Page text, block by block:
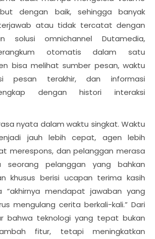
dengan baik, sehingga banyak
atau tidak tercatat dengan
solusi omnichannel Dutamedia,
otomatis dalam satu
bisa melihat sumber pesan, waktu
pesan terakhir, dan informasi
dengan histori interaksi
nyata dalam waktu singkat. Waktu
jauh lebih cepat, agen lebih
merespons, dan pelanggan merasa
seorang pelanggan yang bahkan
khusus berisi ucapan terima kasih
“akhirnya mendapat jawaban yang
mengulang cerita berkali-kali.” Dari
bahwa teknologi yang tepat bukan
fitur, tetapi meningkatkan